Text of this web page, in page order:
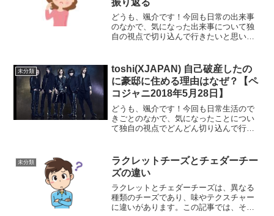
振り返る
どうも、颯介です！今回も日常の出来事
のなかで、気になった出来事について独
自の視点で切り込んで行きたいと思いま
ットアイドル「ちゆ12歳」についてで
す。日本のインターネット...
未分類
toshi(XJAPAN) 自己破産したの
に豪邸に住める理由はなぜ？【ペ
コジャニ2018年5月28日】
どうも、颯介です！今回も日常生活ので
きごとのなかで、気になったことについ
て独自の視点でどんどん切り込んで行き
は、『X JAPAN』のtoshiさんが自己破産
したのに豪邸...
未分類
ラクレットチーズとチェダーチー
ズの違い
ラクレットとチェダーチーズは、異なる
種類のチーズであり、味やテクスチャー
に違いがあります。この記事では、その